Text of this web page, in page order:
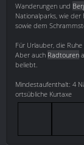
Wanderungen und
Nationalparks, wie der
sowie dem
Für Urlauber, die
Aber auch Radtouren
beliebt.
Mindestaufenthalt: 4
ortsübliche Kurtaxe